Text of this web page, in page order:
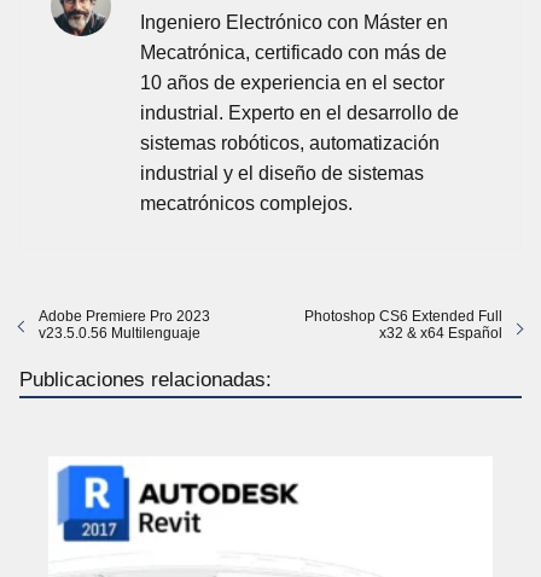
Ingeniero Electrónico con Máster en
Mecatrónica, certificado con más de
10 años de experiencia en el sector
industrial. Experto en el desarrollo de
sistemas robóticos, automatización
industrial y el diseño de sistemas
mecatrónicos complejos.
Adobe Premiere Pro 2023
v23.5.0.56 Multilenguaje
Photoshop CS6 Extended Full
x32 & x64 Español
Publicaciones relacionadas: